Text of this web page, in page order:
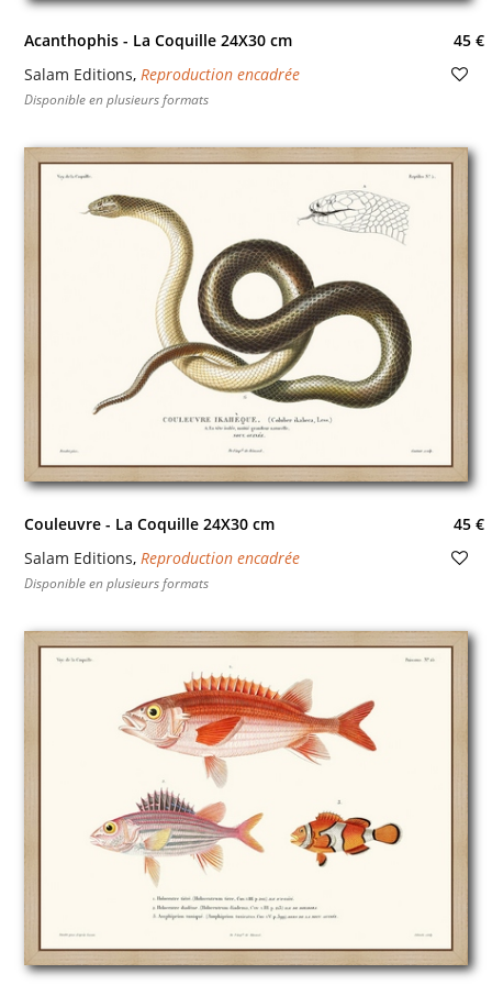
Acanthophis - La Coquille 24X30 cm
45 €
Salam Editions, Reproduction encadrée
Disponible en plusieurs formats
Couleuvre - La Coquille 24X30 cm
45 €
Salam Editions, Reproduction encadrée
Disponible en plusieurs formats